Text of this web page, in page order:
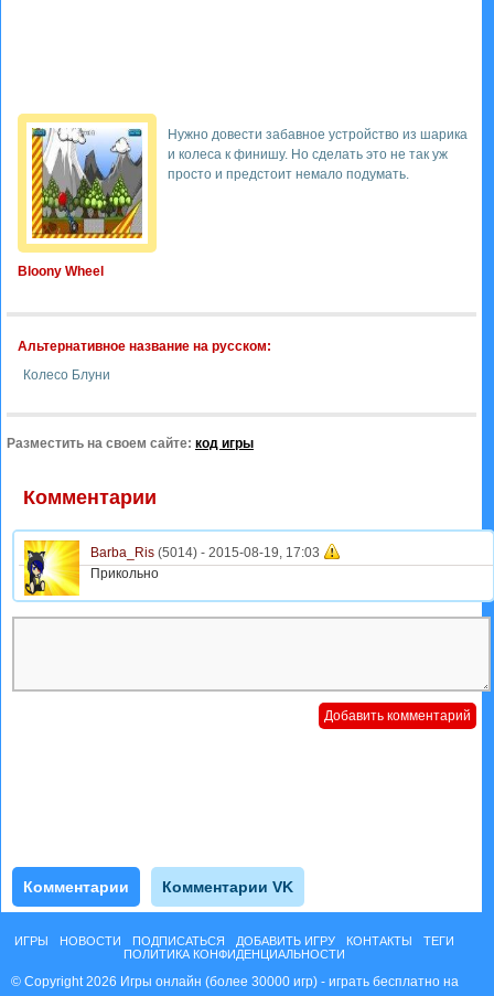
Bloony Wheel
Нужно довести забавное устройство из шарика
и колеса к финишу. Но сделать это не так уж
просто и предстоит немало подумать.
Альтернативное название на русском:
Колесо Блуни
Разместить на своем сайте: код игры
Комментарии
Barba_Ris (5014) - 2015-08-19, 17:03
Прикольно
Комментарии Комментарии VK
ИГРЫ НОВОСТИ ПОДПИСАТЬСЯ ДОБАВИТЬ ИГРУ КОНТАКТЫ
ТЕГИ
ПОЛИТИКА КОНФИДЕНЦИАЛЬНОСТИ
© Copyright 2026 Игры онлайн (более 30000 игр) - играть бесплатно на